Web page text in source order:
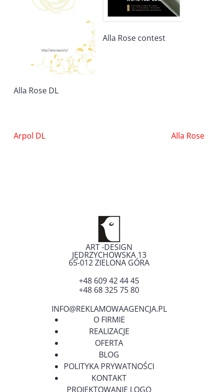
Alla Rose DL
Alla Rose contest
Nawigacja
Arpol DL Alla Rose
ART -DESIGN
JĘDRZYCHOWSKA 13
65-012ZIELONA GÓRA
+48 609 42 44 45
+48 68 325 75 80
INFO@REKLAMOWAAGENCJA.PL
O FIRMIE
REALIZACJE
OFERTA
BLOG
POLITYKA PRYWATNOŚCI
KONTAKT
PROJEKTOWANIE LOGO